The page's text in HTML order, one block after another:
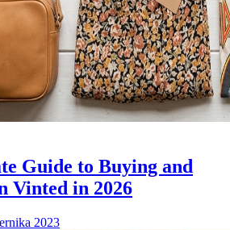
Guide to Buying and
Vinted in 2026
2023